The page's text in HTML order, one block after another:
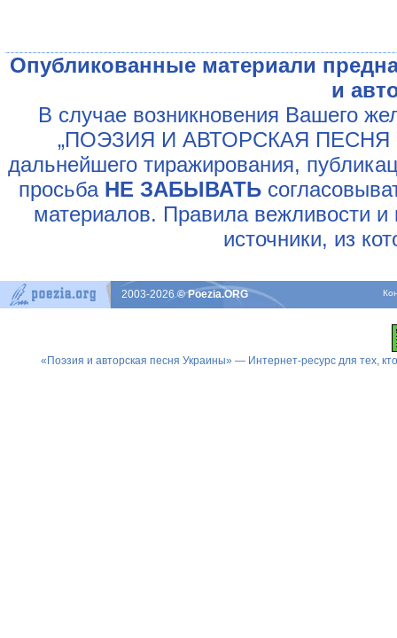
Опубликованные материали
и
В случае возникновения Вашего
„ПОЭЗИЯ И АВТОРСКАЯ ПЕСНЯ
дальнейшего тиражирования,
просьба НЕ ЗАБЫВАТЬ
материалов. Правила вежливости и
источники, из
2003-2026© Poezia.ORG
«Поэзия и авторская песня Украины» — Интернет-ресурс для тех,